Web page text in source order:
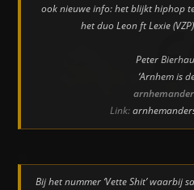
ook nieuwe info: het blijkt hiphop
het duo Leon ft Lexie
Peter
‘Arnhem is
Link:
Bij het nummer ‘Vette Shit’ waarbij